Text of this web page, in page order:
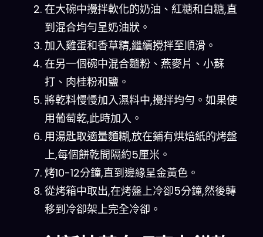
在大碗中攪拌軟化的奶油、紅糖和白糖,直
到混合均勻呈奶油狀。
加入雞蛋和香草精,繼續攪拌至順滑。
在另一個碗中混合麵粉、燕麥片、小蘇
打、肉桂粉和鹽。
將乾料慢慢加入濕料中,攪拌均勻。如果使
用葡萄乾,此時加入。
用湯匙取適量麵糊,放在鋪有烘焙紙的烤盤
上,每個餅乾間隔約5厘米。
烤10-12分鐘,直到邊緣呈金黃色。
從烤箱中取出,在烤盤上冷卻5分鐘,然後轉
移到冷卻架上完全冷卻。